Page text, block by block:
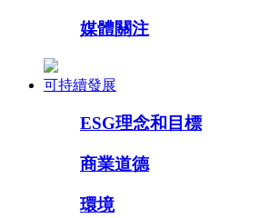
媒體關注
可持續發展
ESG理念和目標
商業道德
環境